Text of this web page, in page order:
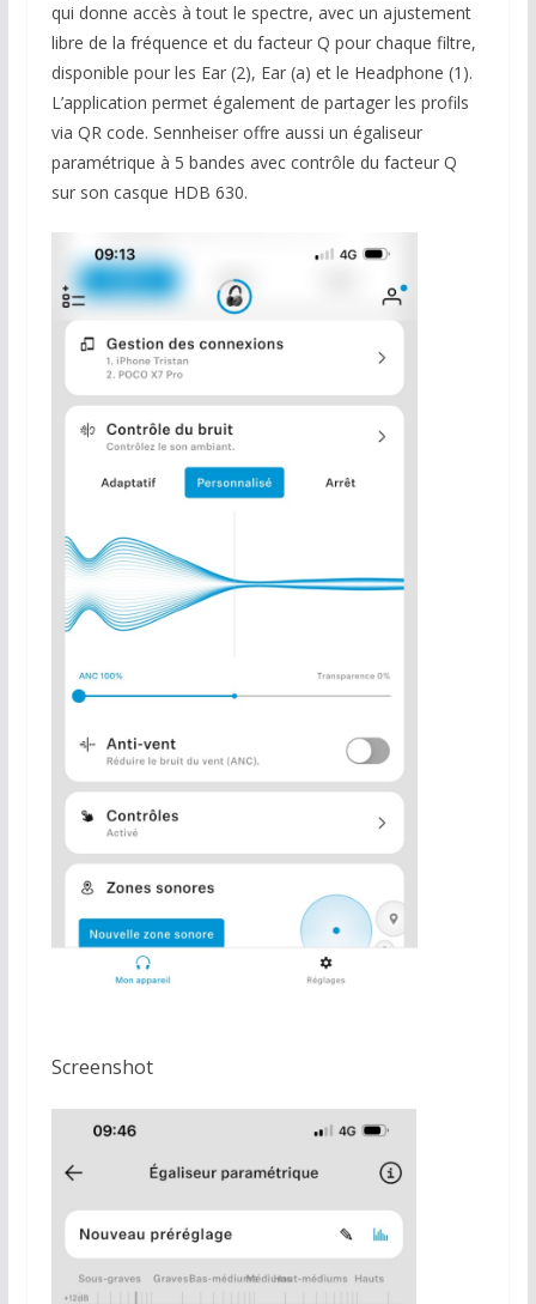
qui donne accès à tout le spectre, avec un ajustement
libre de la fréquence et du facteur Q pour chaque filtre,
disponible pour les Ear (2), Ear (a) et le Headphone (1).
L’application permet également de partager les profils
via QR code. Sennheiser offre aussi un égaliseur
paramétrique à 5 bandes avec contrôle du facteur Q
sur son casque HDB 630.
Screenshot